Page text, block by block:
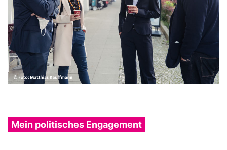
Mein politisches Engagement